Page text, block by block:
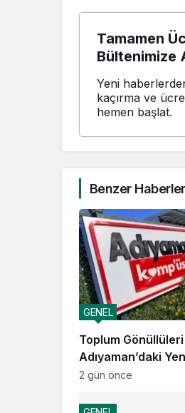
Tamamen
Bültenimize
Yeni
kaçırma ve
hemen başlat.
Benzer Haberler
Toplum Gönüllüleri
Adıyaman’daki
Kamp’üs’te yılda
GENEL
2 gün önce